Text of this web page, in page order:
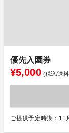
優先入園券
¥5,000 (税込/送
ご提供予定時期：11